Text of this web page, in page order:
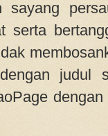
sayang
serta
judul